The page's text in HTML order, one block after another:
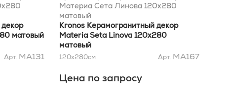
матовый
Арт. MA131
Материа Сета Линова 120x280
матовый
Kronos Керамогранитный декор
Materia Seta Linova 120x280
матовый
120x280см Арт. MA167
Цена по запросу